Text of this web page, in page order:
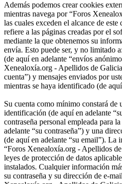
Además podemos crear cookies
mientras navega por “Foros
las cuales exceden el alcance de
refiere a las páginas creadas por el
mediante la que obtenemos su
envía. Esto puede ser, y no limitado
(de aquí en adelante “envíos
Xenealoxía.org - Apellidos de
cuenta”) y mensajes enviados por
mientras se haya identificado (de
Su cuenta como mínimo constará de
identificación (de aquí en adelante
contraseña personal empleada para
adelante “su contraseña”) y una
(de aquí en adelante “su email”). La
“Foros Xenealoxía.org - Apellidos
leyes de protección de datos
instalados. Cualquier información
su contraseña y su dirección de e-